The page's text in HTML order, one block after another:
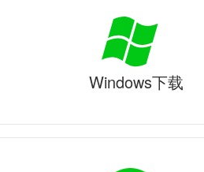
Windows下载